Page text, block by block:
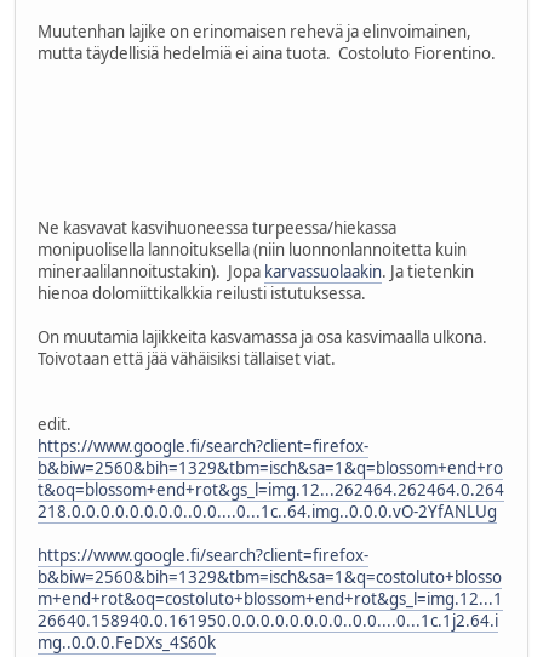
Muutenhan lajike on erinomaisen rehevä ja elinvoimainen,
mutta täydellisiä hedelmiä ei aina tuota. Costoluto Fiorentino.
Ne kasvavat kasvihuoneessa turpeessa/hiekassa
monipuolisella lannoituksella (niin luonnonlannoitetta kuin
mineraalilannoitustakin). Jopa karvassuolaakin. Ja tietenkin
hienoa dolomiittikalkkia reilusti istutuksessa.
On muutamia lajikkeita kasvamassa ja osa kasvimaalla ulkona.
Toivotaan että jää vähäisiksi tällaiset viat.
edit.
https://www.google.fi/search?client=firefox-
b&biw=2560&bih=1329&tbm=isch&sa=1&q=blossom+end+ro
t&oq=blossom+end+rot&gs_l=img.12...262464.262464.0.264
218.0.0.0.0.0.0.0.0..0.0....0...1c..64.img..0.0.0.vO-2YfANLUg
https://www.google.fi/search?client=firefox-
b&biw=2560&bih=1329&tbm=isch&sa=1&q=costoluto+blosso
m+end+rot&oq=costoluto+blossom+end+rot&gs_l=img.12...1
26640.158940.0.161950.0.0.0.0.0.0.0.0..0.0....0...1c.1j2.64.i
mg..0.0.0.FeDXs_4S60k